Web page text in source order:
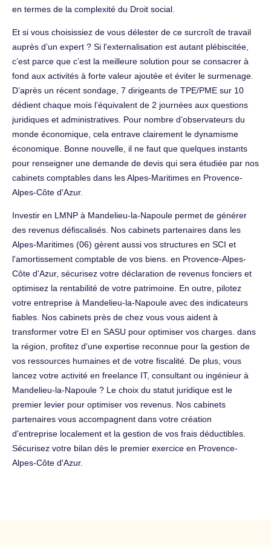
en termes de la complexité du Droit social.
Et si vous choisissiez de vous délester de ce surcroît de travail
auprès d’un expert ? Si l'externalisation est autant plébiscitée,
c’est parce que c’est la meilleure solution pour se consacrer à
fond aux activités à forte valeur ajoutée et éviter le surmenage.
D’après un récent sondage, 7 dirigeants de TPE/PME sur 10
dédient chaque mois l’équivalent de 2 journées aux questions
juridiques et administratives. Pour nombre d’observateurs du
monde économique, cela entrave clairement le dynamisme
économique. Bonne nouvelle, il ne faut que quelques instants
pour renseigner une demande de devis qui sera étudiée par nos
cabinets comptables dans les Alpes-Maritimes en Provence-
Alpes-Côte d'Azur.
Investir en LMNP à Mandelieu-la-Napoule permet de générer
des revenus défiscalisés. Nos cabinets partenaires dans les
Alpes-Maritimes (06) gèrent aussi vos structures en SCI et
l'amortissement comptable de vos biens. en Provence-Alpes-
Côte d'Azur, sécurisez votre déclaration de revenus fonciers et
optimisez la rentabilité de votre patrimoine. En outre, pilotez
votre entreprise à Mandelieu-la-Napoule avec des indicateurs
fiables. Nos cabinets près de chez vous vous aident à
transformer votre EI en SASU pour optimiser vos charges. dans
la région, profitez d'une expertise reconnue pour la gestion de
vos ressources humaines et de votre fiscalité. De plus, vous
lancez votre activité en freelance IT, consultant ou ingénieur à
Mandelieu-la-Napoule ? Le choix du statut juridique est le
premier levier pour optimiser vos revenus. Nos cabinets
partenaires vous accompagnent dans votre création
d'entreprise localement et la gestion de vos frais déductibles.
Sécurisez votre bilan dès le premier exercice en Provence-
Alpes-Côte d'Azur.